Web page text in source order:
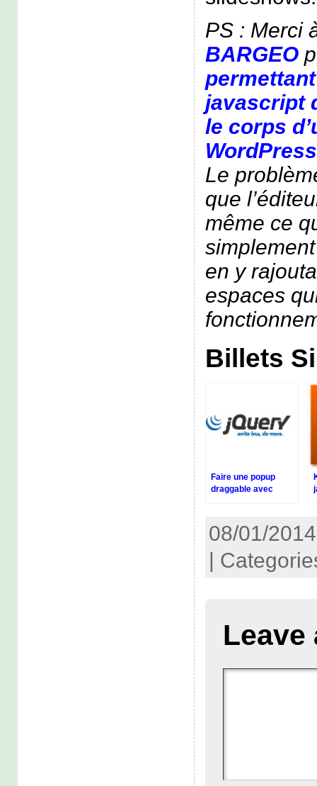
PS : Merci
BARGEO
javascript
le corps
WordPress
Le
que
même ce
en y
espaces
Billets
Faire une popup
draggable avec
08/01/
|
Leave